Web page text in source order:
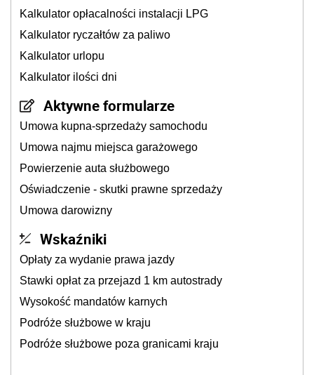
Kalkulator opłacalności instalacji LPG
Kalkulator ryczałtów za paliwo
Kalkulator urlopu
Kalkulator ilości dni
Aktywne formularze
Umowa kupna-sprzedaży samochodu
Umowa najmu miejsca garażowego
Powierzenie auta służbowego
Oświadczenie - skutki prawne sprzedaży
Umowa darowizny
Wskaźniki
Opłaty za wydanie prawa jazdy
Stawki opłat za przejazd 1 km autostrady
Wysokość mandatów karnych
Podróże służbowe w kraju
Podróże służbowe poza granicami kraju